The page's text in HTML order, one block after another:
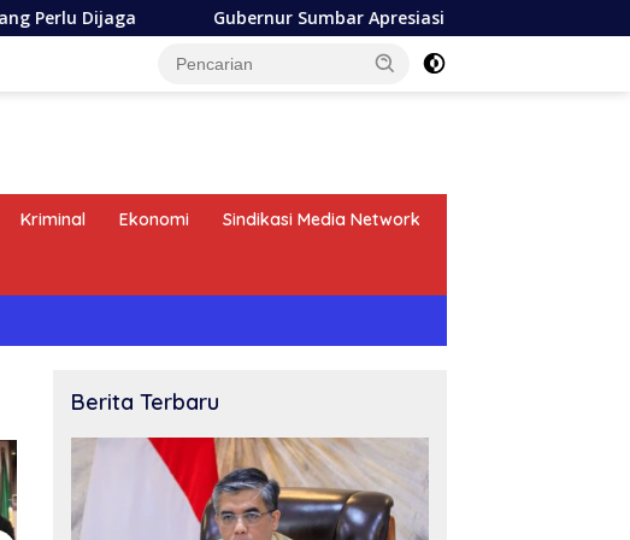
Gubernur Sumbar Apresiasi Askrida Laporan Progress
Kriminal Ekonomi Sindikasi Media Network
Berita Terbaru